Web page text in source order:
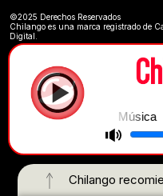
Música
Chilango
©2025 Derechos Reservados
Chilango es una marca registrado de
Digital.